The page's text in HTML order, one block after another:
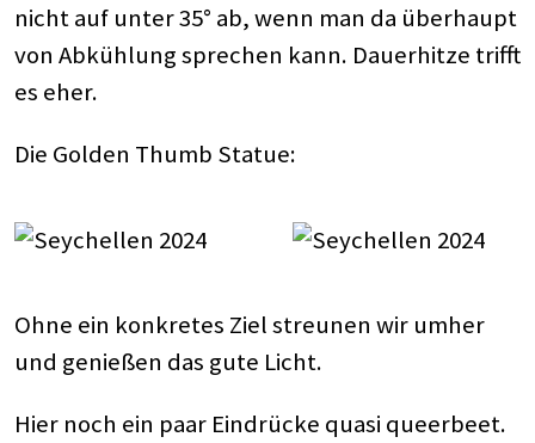
nicht auf unter 35° ab, wenn man da überhaupt
von Abkühlung sprechen kann. Dauerhitze trifft
es eher.
Die Golden Thumb Statue:
Ohne ein konkretes Ziel streunen wir umher
und genießen das gute Licht.
Hier noch ein paar Eindrücke quasi queerbeet.